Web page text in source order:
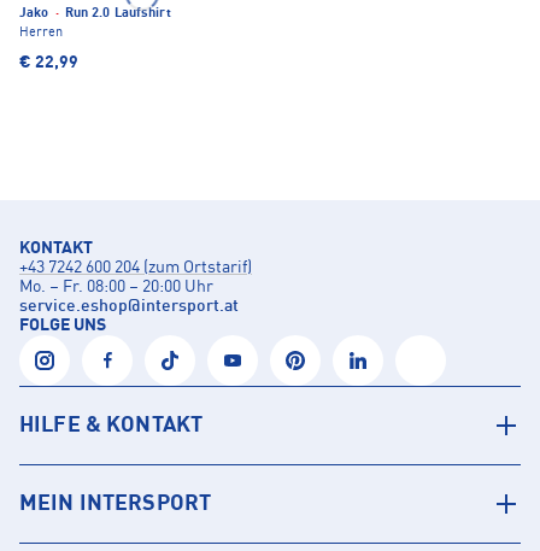
Jako · Run 2.0 Laufshirt
Herren
€ 22,99
KONTAKT
+43 7242 600 204 (zum Ortstarif)
Mo. – Fr. 08:00 – 20:00 Uhr
service.eshop@intersport.at
FOLGE UNS
HILFE & KONTAKT
MEIN INTERSPORT